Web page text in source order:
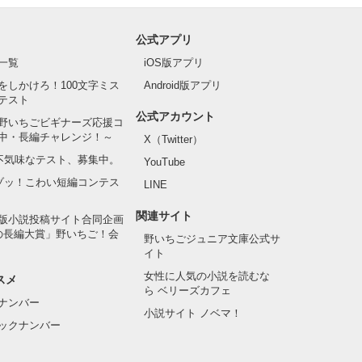
覧
しかけろ！100文字ミス
スト
いちごビギナーズ応援コ
・長編チャレンジ！～
味なテスト、募集中。
ッ！こわい短編コンテス
小説投稿サイト合同企画
長編大賞」野いちご！会
メ
ンバー
クナンバー
公式アプリ
iOS版アプリ
Android版アプリ
公式アカウント
X（Twitter）
YouTube
LINE
関連サイト
野いちごジュニア文庫公式サ
イト
女性に人気の小説を読むな
ら ベリーズカフェ
小説サイト ノベマ！